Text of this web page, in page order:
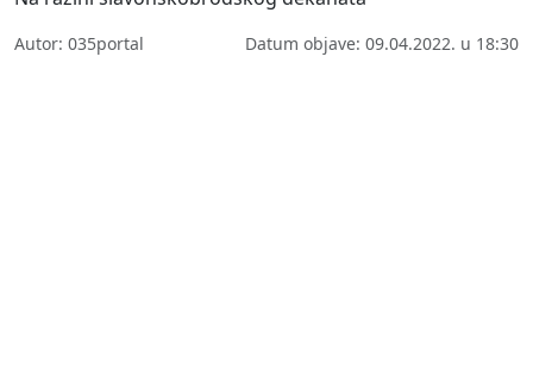
Autor: 035portal Datum objave: 09.04.2022. u 18:30